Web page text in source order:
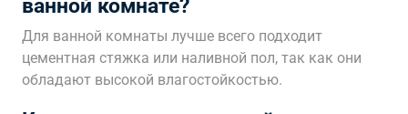
ванной комнате?
Для ванной комнаты лучше всего подходит
цементная стяжка или наливной пол, так как они
обладают высокой влагостойкостью.